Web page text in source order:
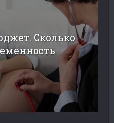
Сколько